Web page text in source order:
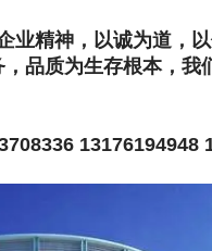
业精神，以诚为道，
品质为生存根本，
13176194948